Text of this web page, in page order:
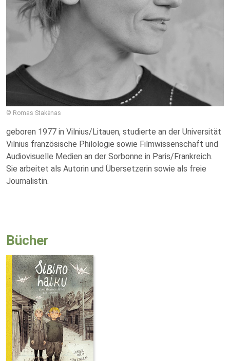
© Romas Stakėnas
geboren 1977 in Vilnius/Litauen, studierte an der Universität
Vilnius französische Philologie sowie Filmwissenschaft und
Audiovisuelle Medien an der Sorbonne in Paris/Frankreich.
Sie arbeitet als Autorin und Übersetzerin sowie als freie
Journalistin.
Bücher